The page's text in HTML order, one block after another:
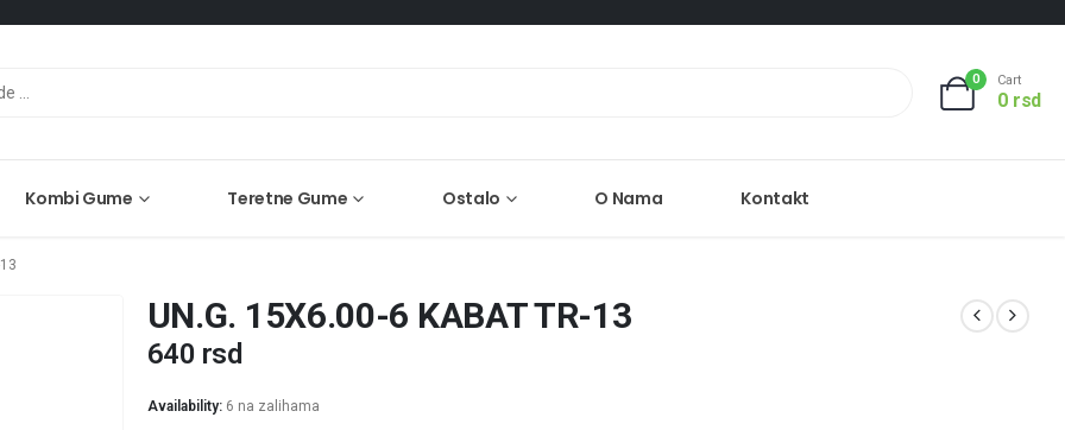
0 Cart
0 rsd
Kombi Gume Teretne Gume Ostalo O Nama Kontakt
UN.G. 15X6.00-6 KABAT TR-13
640 rsd
Availability: 6 na zalihama